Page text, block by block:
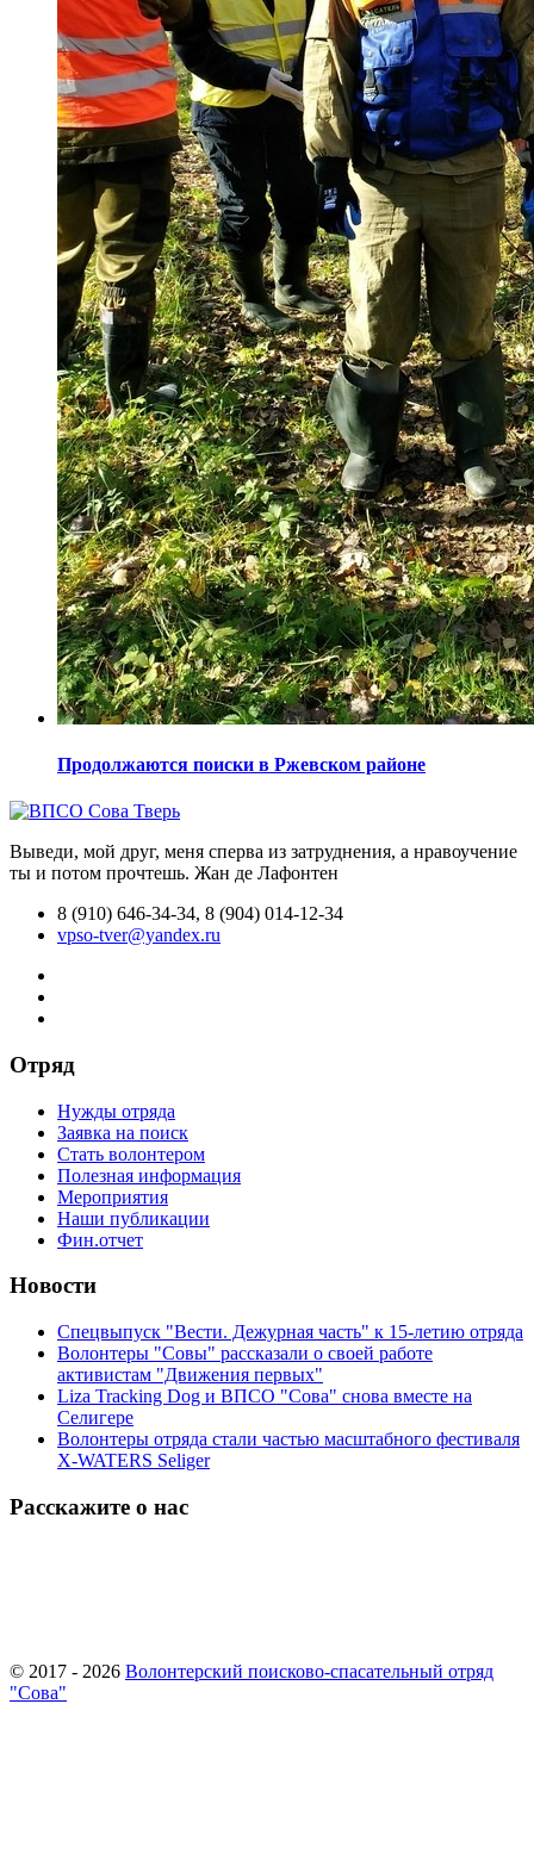
Продолжаются поиски в Ржевском районе
Выведи, мой друг, меня сперва из затруднения, а нравоучение
ты и потом прочтешь. Жан де Лафонтен
8 (910) 646-34-34, 8 (904) 014-12-34
vpso-tver@yandex.ru
Отряд
Нужды отряда
Заявка на поиск
Стать волонтером
Полезная информация
Мероприятия
Наши публикации
Фин.отчет
Новости
Спецвыпуск "Вести. Дежурная часть" к 15-летию отряда
Волонтеры "Совы" рассказали о своей работе
активистам "Движения первых"
Liza Tracking Dog и ВПСО "Сова" снова вместе на
Селигере
Волонтеры отряда стали частью масштабного фестиваля
X-WATERS Seliger
Расскажите о нас
© 2017 - 2026 Волонтерский поисково-спасательный отряд
"Сова"